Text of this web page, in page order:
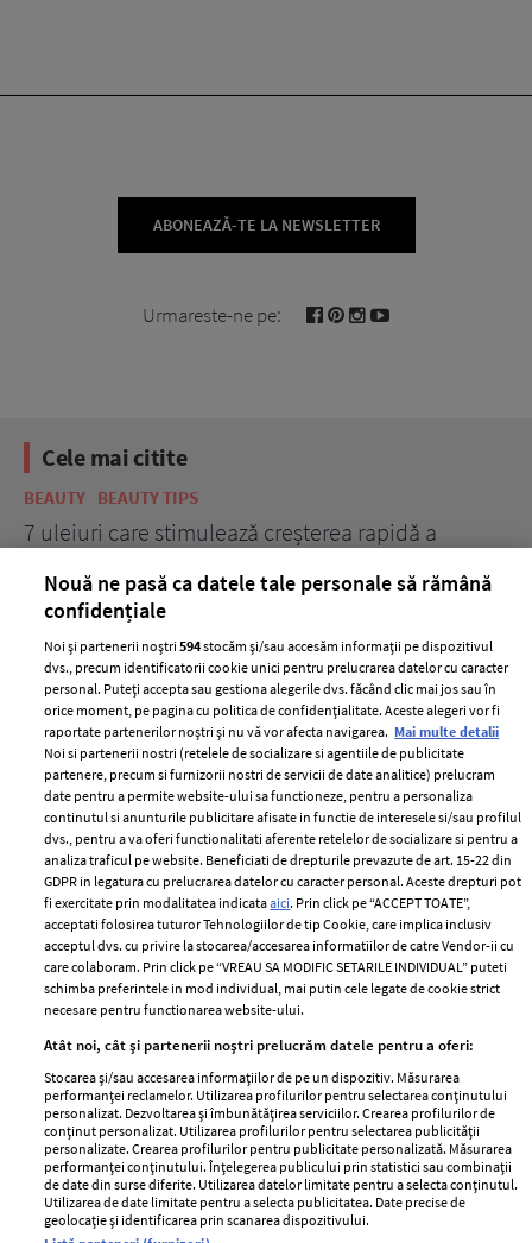
ABONEAZĂ-TE LA NEWSLETTER
Urmareste-ne pe:
Cele mai citite
BEAUTY BEAUTY TIPS
7 uleiuri care stimulează creșterea rapidă a
ELLE Style Awards
2024
Despre ELLE
Romania
Contact
Abonamente
Termeni si conditii
Politica de
confidențialitate
Politica de cookies
Publicitate
GSP
Unica
Baby
Retete
femei
Viva
Avantaje
Retete practice
Pariază responsabil! Decizia ONJN nr. 821/25.09.2025.
Nouă ne pasă ca datele tale personale să rămână
confidențiale
Noi și partenerii noștri594stocăm și/sau accesăm informații pe dispozitivul
dvs., precum identificatorii cookie unici pentru prelucrarea datelor cu caracter
personal. Puteți accepta sau gestiona alegerile dvs. făcând clic mai jos sau în
orice moment, pe pagina cu politica de confidențialitate. Aceste alegeri vor fi
raportate partenerilor noștri și nu vă vor afecta navigarea. Mai multe detalii
Noi si partenerii nostri (retelele de socializare si agentiile de publicitate
partenere, precum si furnizorii nostri de servicii de date analitice) prelucram
date pentru a permite website-ului sa functioneze, pentru a personaliza
continutul si anunturile publicitare afisate in functie de interesele si/sau profilul
dvs., pentru a va oferi functionalitati aferente retelelor de socializare si pentru a
analiza traficul pe website. Beneficiati de drepturile prevazute de art. 15-22 din
GDPR in legatura cu prelucrarea datelor cu caracter personal. Aceste drepturi pot
fi exercitate prin modalitatea indicataaici. Prin click pe “ACCEPT TOATE”,
acceptati folosirea tuturor Tehnologiilor de tip Cookie, care implica inclusiv
acceptul dvs. cu privire la stocarea/accesarea informatiilor de catre Vendor-ii cu
care colaboram. Prin click pe “VREAU SA MODIFIC SETARILE INDIVIDUAL” puteti
schimba preferintele in mod individual, mai putin cele legate de cookie strict
necesare pentru functionarea website-ului.
Atât noi, cât și partenerii noștri prelucrăm datele pentru a oferi:
Stocarea și/sau accesarea informațiilor de pe un dispozitiv. Măsurarea
performanței reclamelor. Utilizarea profilurilor pentru selectarea conținutului
personalizat. Dezvoltarea și îmbunătățirea serviciilor. Crearea profilurilor de
conținut personalizat. Utilizarea profilurilor pentru selectarea publicității
personalizate. Crearea profilurilor pentru publicitate personalizată. Măsurarea
performanței conținutului. Înțelegerea publicului prin statistici sau combinații
de date din surse diferite. Utilizarea datelor limitate pentru a selecta conținutul.
Utilizarea de date limitate pentru a selecta publicitatea. Date precise de
geolocație și identificarea prin scanarea dispozitivului.